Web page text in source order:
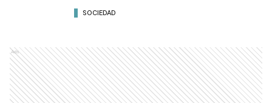
SOCIEDAD
Ads